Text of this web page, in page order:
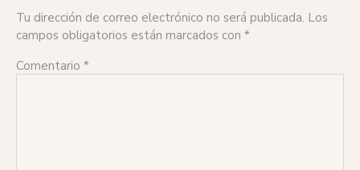
Tu dirección de correo electrónico no será publicada. Los
campos obligatorios están marcados con *
Comentario *